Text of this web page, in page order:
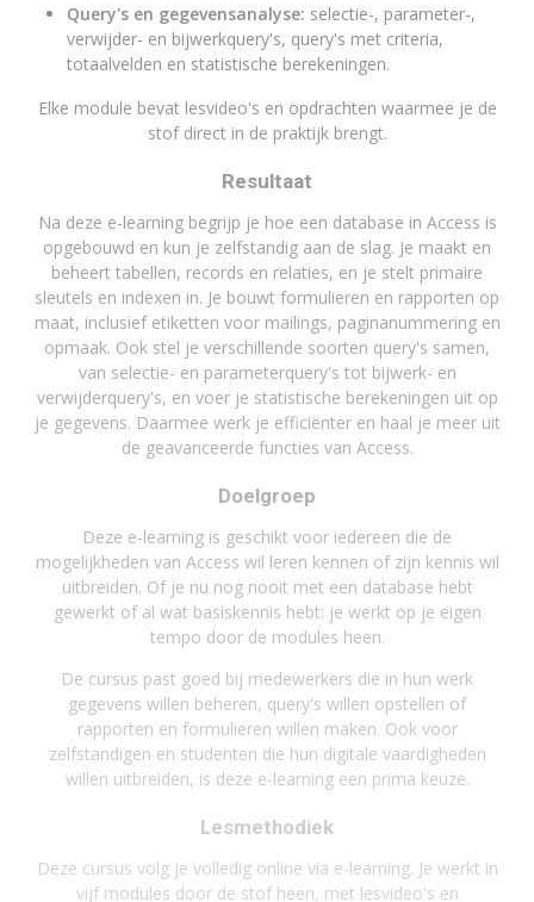
Query's en gegevensanalyse: selectie-, parameter-,
verwijder- en bijwerkquery's, query's met criteria,
totaalvelden en statistische berekeningen.
Elke module bevat lesvideo's en opdrachten waarmee je de
stof direct in de praktijk brengt.
Resultaat
Na deze e-learning begrijp je hoe een database in Access is
opgebouwd en kun je zelfstandig aan de slag. Je maakt en
beheert tabellen, records en relaties, en je stelt primaire
sleutels en indexen in. Je bouwt formulieren en rapporten op
maat, inclusief etiketten voor mailings, paginanummering en
opmaak. Ook stel je verschillende soorten query's samen,
van selectie- en parameterquery's tot bijwerk- en
verwijderquery's, en voer je statistische berekeningen uit op
je gegevens. Daarmee werk je efficiënter en haal je meer uit
de geavanceerde functies van Access.
Doelgroep
Deze e-learning is geschikt voor iedereen die de
mogelijkheden van Access wil leren kennen of zijn kennis wil
uitbreiden. Of je nu nog nooit met een database hebt
gewerkt of al wat basiskennis hebt: je werkt op je eigen
tempo door de modules heen.
De cursus past goed bij medewerkers die in hun werk
gegevens willen beheren, query's willen opstellen of
rapporten en formulieren willen maken. Ook voor
zelfstandigen en studenten die hun digitale vaardigheden
willen uitbreiden, is deze e-learning een prima keuze.
Lesmethodiek
Deze cursus volg je volledig online via e-learning. Je werkt in
vijf modules door de stof heen, met lesvideo's en